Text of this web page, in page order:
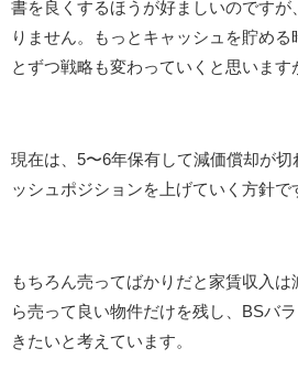
書を良くするほうが好ましいのですが
りません。もっとキャッシュを貯め
とずつ戦略も変わっていくと思います
現在は、5〜6年保有して減価償却が
ッシュポジションを上げていく方針で
もちろん売ってばかりだと家賃収入
ら売って良い物件だけを残し、BSバ
きたいと考えています。